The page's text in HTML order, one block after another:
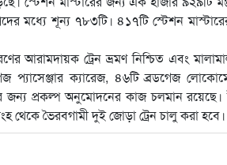
মধ্যে শূন্য ৭৮৩টি। ৪১৭টি স্টেশন
আরামদায়ক ট্রেন ভ্রমণ নিশ্চিত এবং
প্যাসেঞ্জার ক্যারেজ, ৪৬টি ব্রডগেজ
প্রকল্প অনুমোদনের কাজ চলমান রয়েছে।
থেকে ভৈরবগামী দুই জোড়া ট্রেন চালু করা হবে।